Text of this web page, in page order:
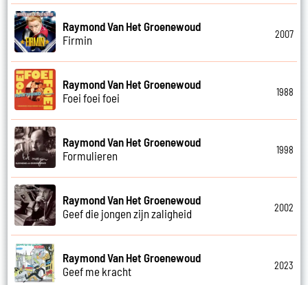
Raymond Van Het Groenewoud
Firmin
2007
Raymond Van Het Groenewoud
Foei foei foei
1988
Raymond Van Het Groenewoud
Formulieren
1998
Raymond Van Het Groenewoud
Geef die jongen zijn zaligheid
2002
Raymond Van Het Groenewoud
Geef me kracht
2023